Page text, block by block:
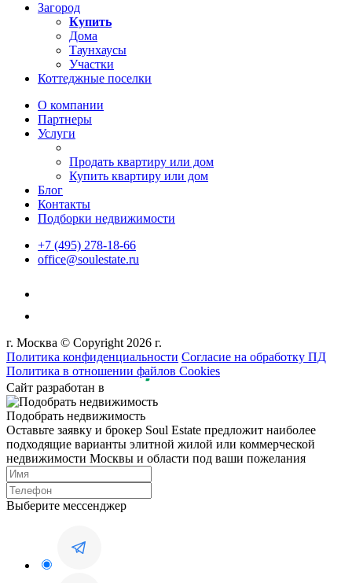
Загород
Купить
Дома
Таунхаусы
Участки
Коттеджные поселки
О компании
Партнеры
Услуги
Продать квартиру или дом
Купить квартиру или дом
Блог
Контакты
Подборки недвижимости
+7 (495) 278-18-66
office@soulestate.ru
г. Москва © Copyright 2026 г.
Политика конфиденциальности Согласие на обработку ПД
Политика в отношении файлов Cookies
Сайт разработан в
Подобрать недвижимость
Оставьте заявку и брокер Soul Estate предложит наиболее
подходящие варианты элитной жилой или коммерческой
недвижимости Москвы и области под ваши пожелания
Выберите мессенджер